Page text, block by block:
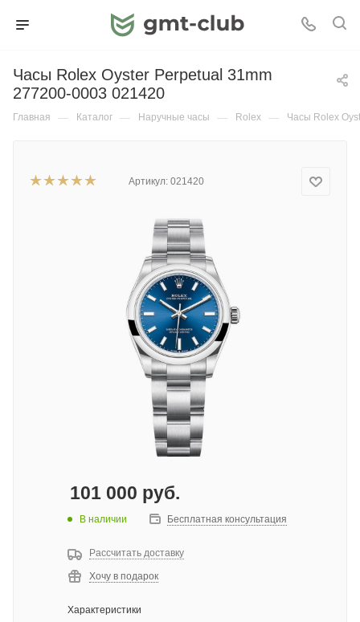
Часы Rolex Oyster Perpetual 31mm
277200-0003 021420
Главная — Каталог — Наручные часы — Rolex — Часы Rolex
Артикул: 021420
101 000 руб.
В наличии Бесплатная консультация
Рассчитать доставку
Хочу в подарок
Характеристики